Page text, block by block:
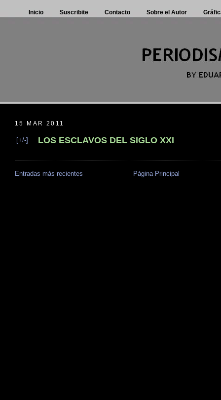
Inicio Suscribite Contacto Sobre el Autor
15 MAR 2011
[+/-] LOS ESCLAVOS DEL SIGLO XXI
Entradas más recientes Página Principal